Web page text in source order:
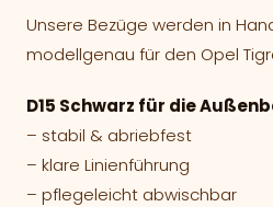
Unsere Bezüge werden in
modellgenau für den Opel
D15 Schwarz für die
– stabil & abriebfest
– klare Linienführung
– pflegeleicht abwischbar